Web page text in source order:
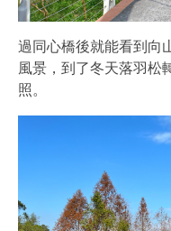
過同心橋後就能看到向
風景，到了冬天落羽松
照。